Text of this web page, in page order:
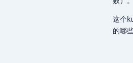
这个
的哪